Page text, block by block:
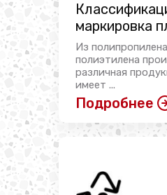
маркировка
Из
полиэтилена
различная
имеет ...
Подробнее